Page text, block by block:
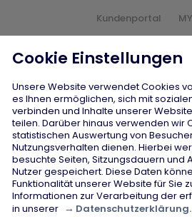
Cookie Einstellungen
Unsere Website verwendet Cookies
es Ihnen ermöglichen, sich mit
verbinden und Inhalte unserer
teilen. Darüber hinaus verwenden wir
statistischen Auswertung von
Nutzungsverhalten dienen. Hierbei
besuchte Seiten, Sitzungsdauern und
Nutzer gespeichert. Diese Daten
Funktionalität unserer Website für Sie
Informationen zur Verarbeitung der
in unserer
Datenschutzerklärung.
Kundenportal
Jobcenter MYK
Standort